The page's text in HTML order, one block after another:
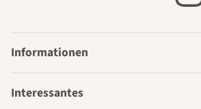
Informationen
Interessantes